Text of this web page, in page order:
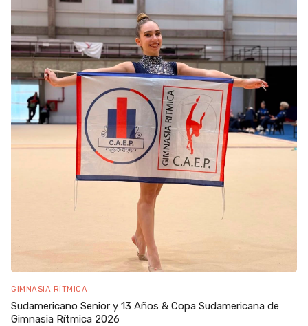
GIMNASIA RÍTMICA
Sudamericano Senior y 13 Años & Copa Sudamericana de
Gimnasia Rítmica 2026